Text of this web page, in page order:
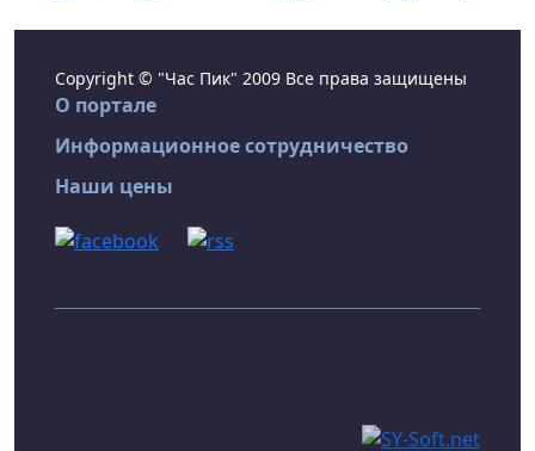
Copyright © "Час Пик" 2009 Все права защищены
О портале
Информационное сотрудничество
Наши цены